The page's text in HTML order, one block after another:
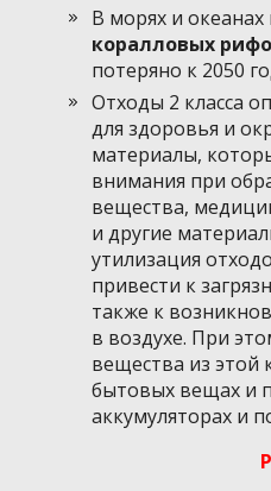
В морях и
коралловых
потеряно к 2050
Отходы 2 класса
для здоровья и
материалы,
внимания при
вещества,
и другие
утилизация
привести к
также к
в воздухе. При
вещества из этой
бытовых вещах и
аккумуляторах и